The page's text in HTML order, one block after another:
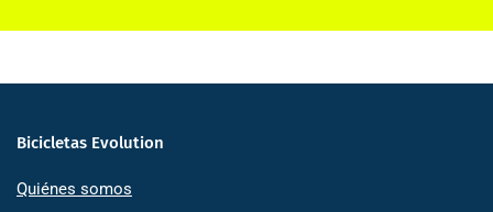
Bicicletas Evolution
Quiénes somos